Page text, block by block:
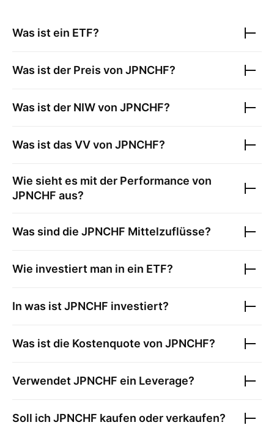
Was ist ein ETF?
Was ist der Preis von JPNCHF?
Was ist der NIW von JPNCHF?
Was ist das VV von JPNCHF?
Wie sieht es mit der Performance von
JPNCHF aus?
Was sind die JPNCHF Mittelzuflüsse?
Wie investiert man in ein ETF?
In was ist JPNCHF investiert?
Was ist die Kostenquote von JPNCHF?
Verwendet JPNCHF ein Leverage?
Soll ich JPNCHF kaufen oder verkaufen?